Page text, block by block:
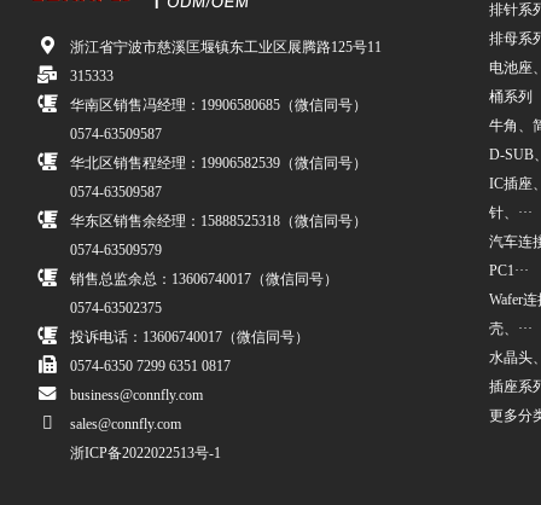
浙江省宁波市慈溪匡堰镇东工业区展腾路125号11
315333
华南区销售冯经理：19906580685（微信同号）
0574-63509587
华北区销售程经理：19906582539（微信同号）
0574-63509587
华东区销售余经理：15888525318（微信同号）
0574-63509579
销售总监余总：13606740017（微信同号）
0574-63502375
投诉电话：13606740017（微信同号）
0574-6350 7299 6351 0817
business@connfly.com
sales@connfly.com
浙ICP备2022022513号-1
排针系
排母系
电池座
桶系列
牛角、
D-SUB
IC插座
针、···
汽车连
PC1···
Wafer
壳、···
水晶头
插座系
更多分